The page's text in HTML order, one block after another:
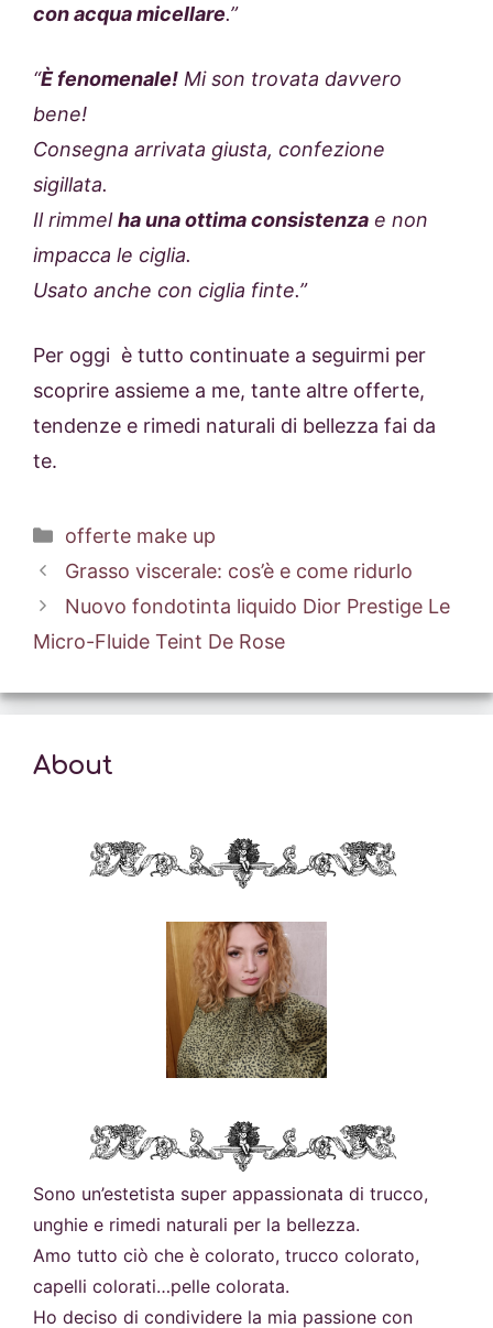
con acqua micellare.”
“È fenomenale! Mi son trovata davvero
bene!
Consegna arrivata giusta, confezione
sigillata.
Il rimmelha una ottima consistenza e non
impacca le ciglia.
Usato anche con ciglia finte.”
Per oggi è tutto continuate a seguirmi per
scoprire assieme a me, tante altre offerte,
tendenze e rimedi naturali di bellezza fai da
te.
Categorie
offerte make up
Grasso viscerale: cos’è e come ridurlo
Nuovo fondotinta liquido Dior Prestige Le
Micro-Fluide Teint De Rose
About
Sono un’estetista super appassionata di trucco,
unghie e rimedi naturali per la bellezza.
Amo tutto ciò che è colorato, trucco colorato,
capelli colorati…pelle colorata.
Ho deciso di condividere la mia passione con